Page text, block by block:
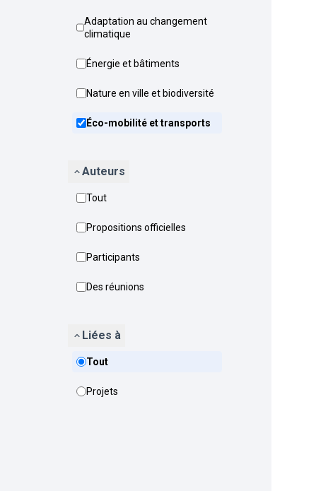
Adaptation au changement
climatique
Énergie et bâtiments
Nature en ville et biodiversité
Éco-mobilité et transports
Auteurs
Tout
Propositions officielles
Participants
Des réunions
Liées à
Tout
Projets